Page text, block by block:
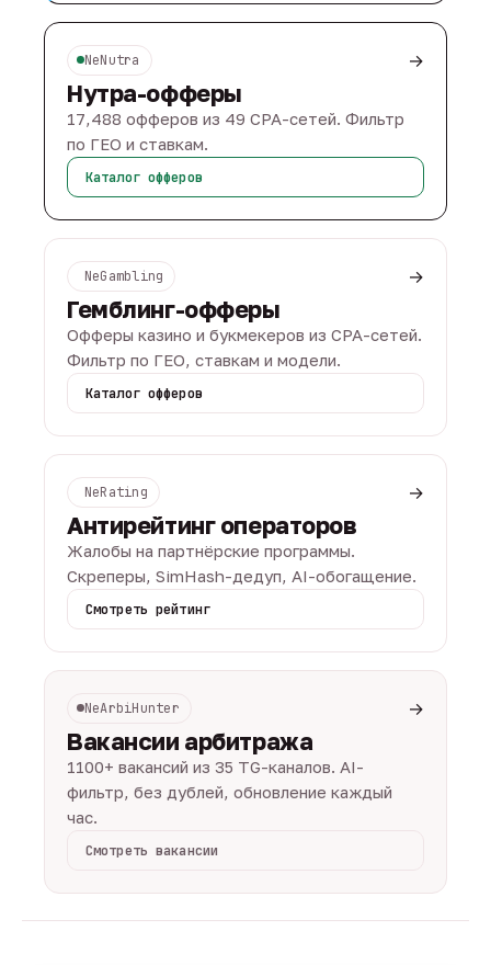
NeNutra →
Нутра-офферы
17,488 офферов из 49 CPA-сетей. Фильтр
по ГЕО и ставкам.
Каталог офферов
NeGambling →
Гемблинг-офферы
Офферы казино и букмекеров из CPA-сетей.
Фильтр по ГЕО, ставкам и модели.
Каталог офферов
NeRating →
Антирейтинг операторов
Жалобы на партнёрские программы.
Скреперы, SimHash-дедуп, AI-обогащение.
Смотреть рейтинг
NeArbiHunter →
Вакансии арбитража
1100+ вакансий из 35 TG-каналов. AI-
фильтр, без дублей, обновление каждый
час.
Смотреть вакансии